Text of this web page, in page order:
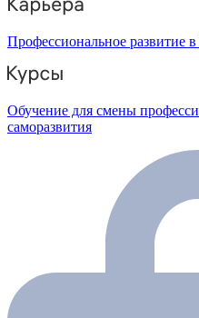
Профессиональное развитие
Обучение для смены
саморазвития